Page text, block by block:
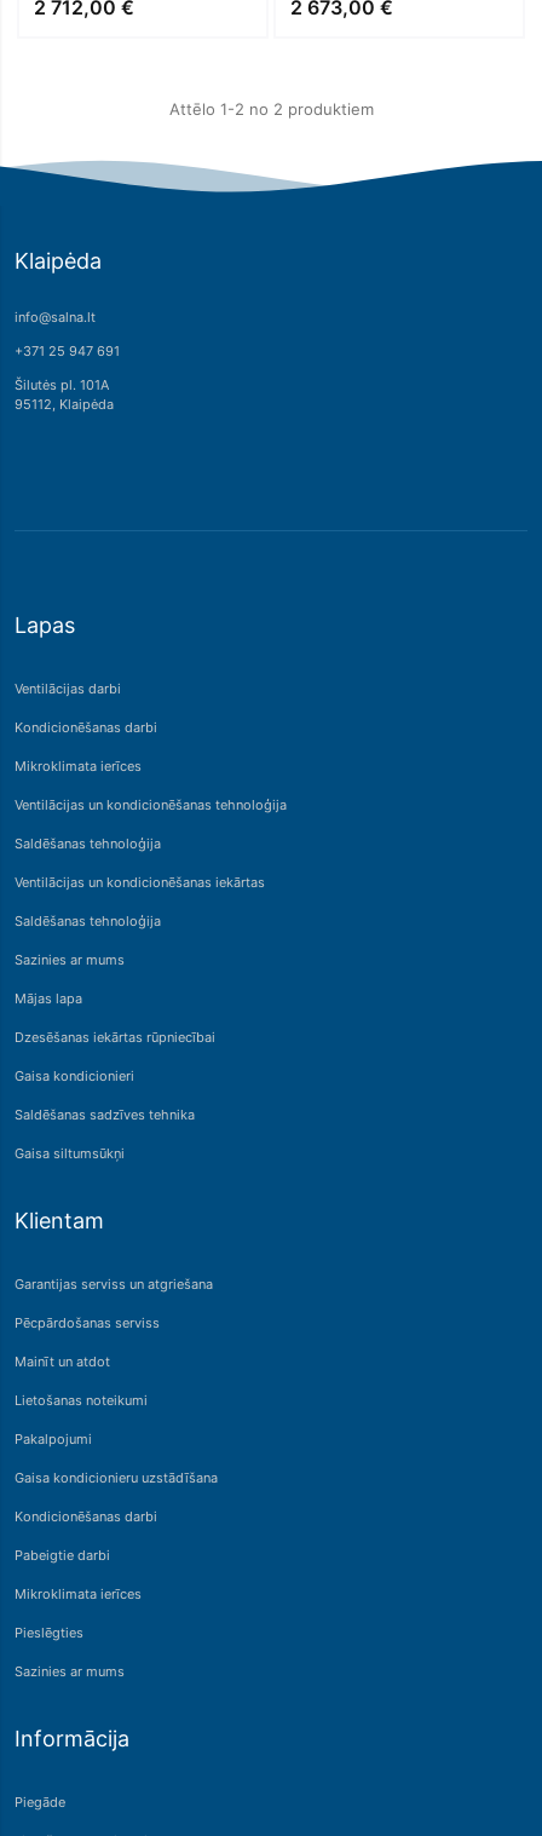
2 712,00 € 2 673,00 €
Attēlo 1-2 no 2 produktiem
Lapas
Ventilācijas darbi
Kondicionēšanas darbi
Mikroklimata ierīces
Ventilācijas un kondicionēšanas tehnoloģija
Saldēšanas tehnoloģija
Ventilācijas un kondicionēšanas iekārtas
Saldēšanas tehnoloģija
Sazinies ar mums
Mājas lapa
Dzesēšanas iekārtas rūpniecībai
Gaisa kondicionieri
Saldēšanas sadzīves tehnika
Gaisa siltumsūkņi
Klientam
Garantijas serviss un atgriešana
Pēcpārdošanas serviss
Mainīt un atdot
Lietošanas noteikumi
Pakalpojumi
Gaisa kondicionieru uzstādīšana
Kondicionēšanas darbi
Pabeigtie darbi
Mikroklimata ierīces
Pieslēgties
Sazinies ar mums
Informācija
Piegāde
Klaipėda
info@salna.lt
+371 25 947 691
Šilutės pl. 101A
95112, Klaipėda